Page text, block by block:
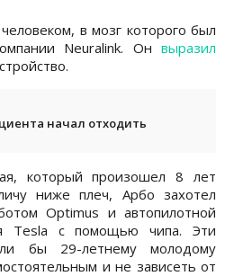
в мозг которого был
Neuralink. Он выразил
начал отходить
который произошел 8 лет
ниже плеч, Арбо захотел
Optimus и автопилотной
Tesla с помощью чипа. Эти
бы 29-летнему молодому
и не зависеть от